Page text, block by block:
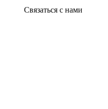
Связаться с нами